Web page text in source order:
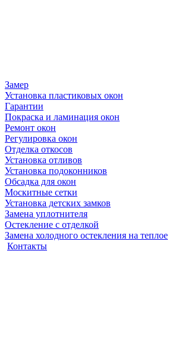
Замер
Установка пластиковых окон
Гарантии
Покраска и ламинация окон
Ремонт окон
Регулировка окон
Отделка откосов
Установка отливов
Установка подоконников
Обсадка для окон
Москитные сетки
Установка детских замков
Замена уплотнителя
Остекление с отделкой
Замена холодного остекления на теплое
Контакты